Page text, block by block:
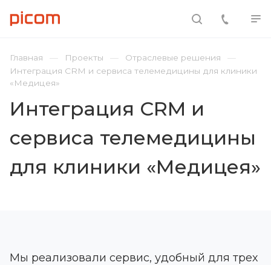
Главная Проекты
Отраслевые решения
Интеграция CRM и сервиса телемедицины для клиники
«Медицея»
Интеграция CRM и
сервиса телемедицины
для клиники «Медицея»
Мы реализовали сервис, удобный для трех